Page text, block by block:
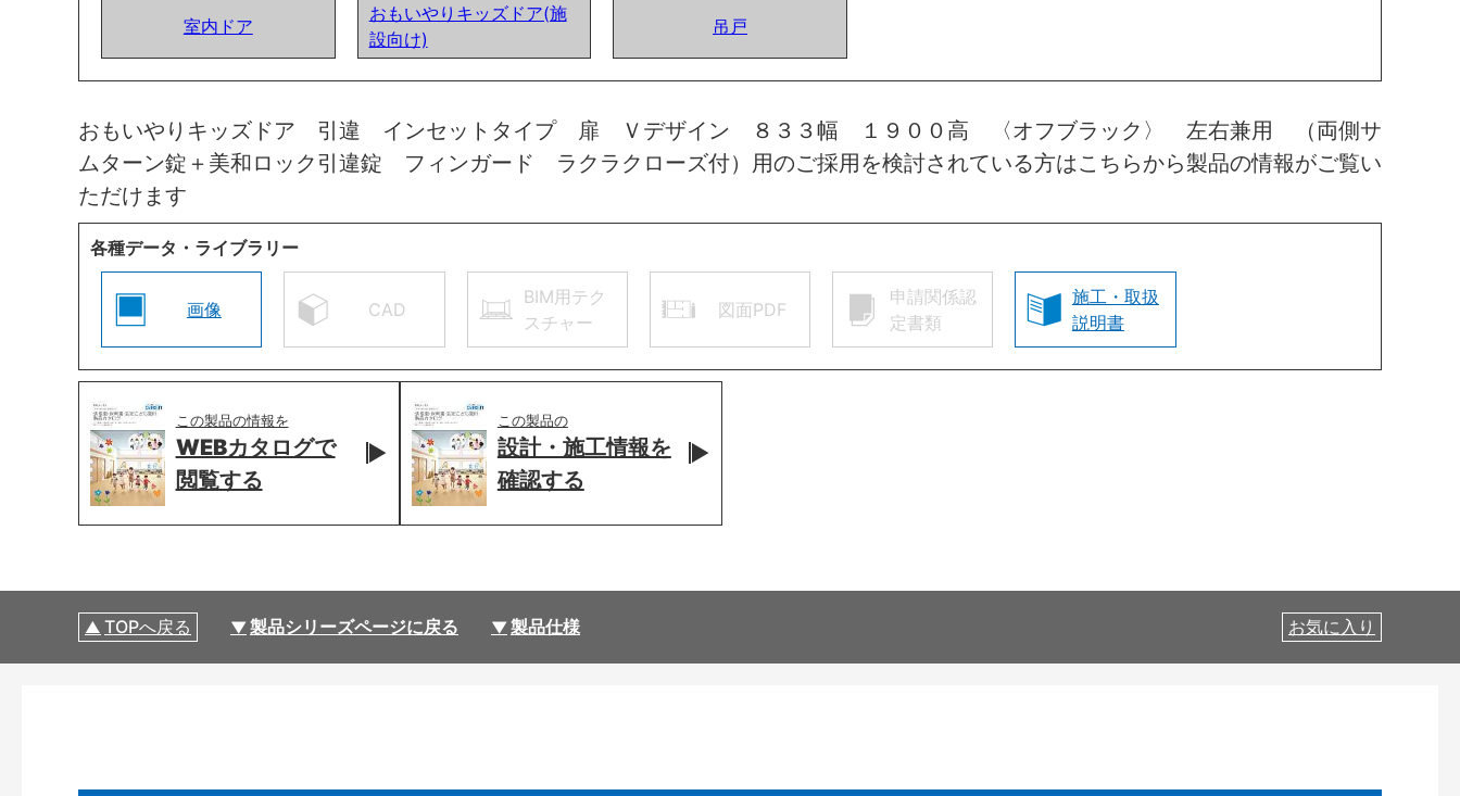
室内ドア
おもいやりキッズドア(施
設向け)
吊戸
おもいやりキッズドア 引違 インセットタイプ 扉 Ｖデザイン ８３３幅 １９００高 〈オフブラック〉 左右兼用 （両側サ
ムターン錠＋美和ロック引違錠 フィンガード ラクラクローズ付）用のご採用を検討されている方はこちらから製品の情報がご覧い
ただけます
各種データ・ライブラリー
画像 CAD
BIM用テク
スチャー
図面PDF
申請関係認
定書類
施工・取扱
説明書
この製品の情報を
WEBカタログで
閲覧する
この製品の
設計・施工情報を
確認する
TOPへ戻る 製品シリーズページに戻る 製品仕様 お気に入り